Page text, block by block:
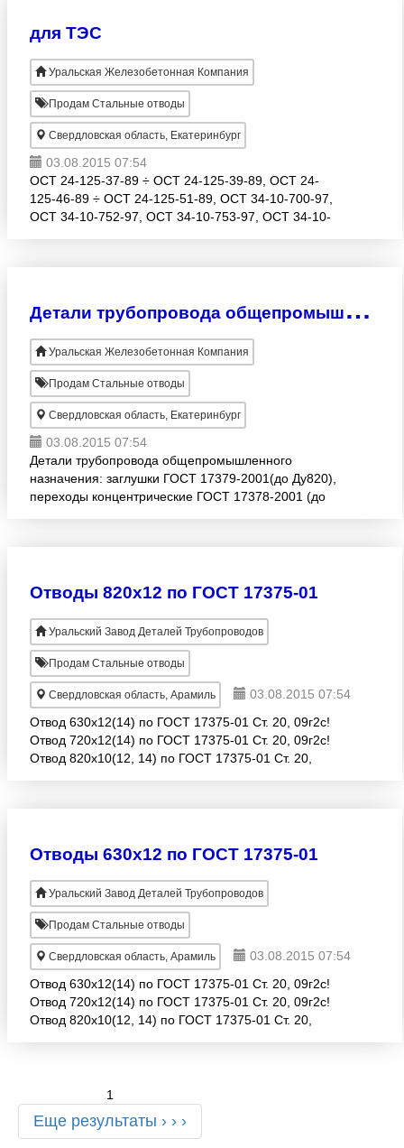
для ТЭС
Уральская Железобетонная Компания
Продам Стальные отводы
Свердловская область, Екатеринбург
03.08.2015 07:54
ОСТ 24-125-37-89 ÷ ОСТ 24-125-39-89, ОСТ 24-
125-46-89 ÷ ОСТ 24-125-51-89, ОСТ 34-10-700-97,
ОСТ 34-10-752-97, ОСТ 34-10-753-97, ОСТ 34-10-
Д
етали трубопровода общепромышленного назначения
Уральская Железобетонная Компания
Продам Стальные отводы
Свердловская область, Екатеринбург
03.08.2015 07:54
Детали трубопровода общепромышленного
назначения: заглушки ГОСТ 17379-2001(до Ду820),
переходы концентрические ГОСТ 17378-2001 (до
Отводы 820х12 по ГОСТ 17375-01
Уральский Завод Деталей Трубопроводов
Продам Стальные отводы
Свердловская область, Арамиль
03.08.2015 07:54
Отвод 630х12(14) по ГОСТ 17375-01 Ст. 20, 09г2с!
Отвод 720х12(14) по ГОСТ 17375-01 Ст. 20, 09г2с!
Отвод 820х10(12, 14) по ГОСТ 17375-01 Ст. 20,
Отводы 630х12 по ГОСТ 17375-01
Уральский Завод Деталей Трубопроводов
Продам Стальные отводы
Свердловская область, Арамиль
03.08.2015 07:54
Отвод 630х12(14) по ГОСТ 17375-01 Ст. 20, 09г2с!
Отвод 720х12(14) по ГОСТ 17375-01 Ст. 20, 09г2с!
Отвод 820х10(12, 14) по ГОСТ 17375-01 Ст. 20,
1
Еще результаты › › ›